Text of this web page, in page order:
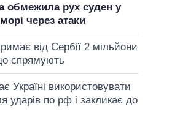
обмежила рух суден у
через атаки
від Сербії 2 мільйони
спрямують
Україні використовувати
ударів по рф і закликає до